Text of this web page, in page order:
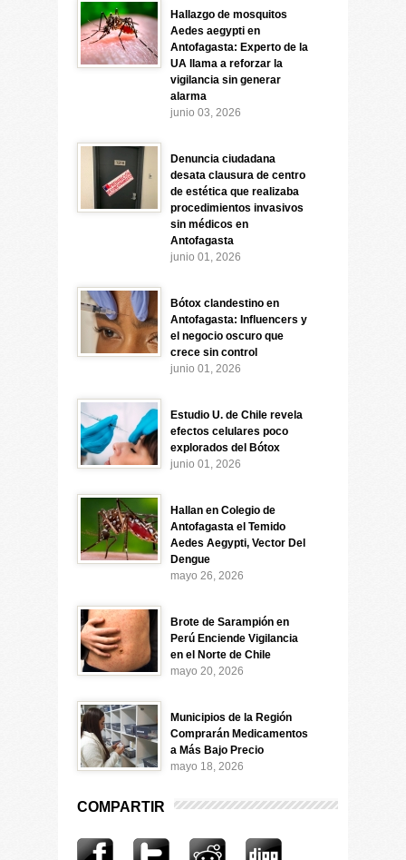
Hallazgo de mosquitos
Aedes aegypti en
Antofagasta: Experto de la
UA llama a reforzar la
vigilancia sin generar
alarma
junio 03, 2026
Denuncia ciudadana
desata clausura de centro
de estética que realizaba
procedimientos invasivos
sin médicos en
Antofagasta
junio 01, 2026
Bótox clandestino en
Antofagasta: Influencers y
el negocio oscuro que
crece sin control
junio 01, 2026
Estudio U. de Chile revela
efectos celulares poco
explorados del Bótox
junio 01, 2026
Hallan en Colegio de
Antofagasta el Temido
Aedes Aegypti, Vector Del
Dengue
mayo 26, 2026
Brote de Sarampión en
Perú Enciende Vigilancia
en el Norte de Chile
mayo 20, 2026
Municipios de la Región
Comprarán Medicamentos
a Más Bajo Precio
mayo 18, 2026
COMPARTIR